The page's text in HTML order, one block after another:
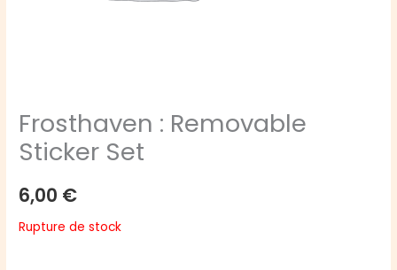
Frosthaven : Removable
Sticker Set
6,00 €
Rupture de stock